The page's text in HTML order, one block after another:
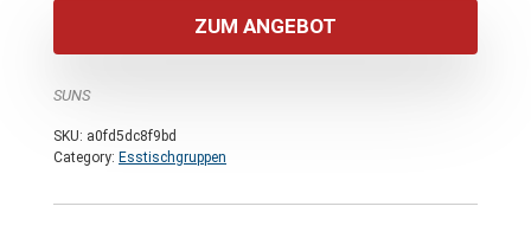
war:
6.700,00 €
ist:
5.810,00 €.
ZUM ANGEBOT
SUNS
SKU: a0fd5dc8f9bd
Category: Esstischgruppen